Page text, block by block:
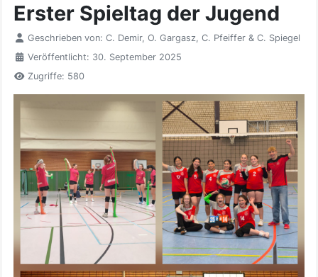
Erster Spieltag der Jugend
Geschrieben von: C. Demir, O. Gargasz, C. Pfeiffer & C. Spiegel
Veröffentlicht: 30. September 2025
Zugriffe: 580